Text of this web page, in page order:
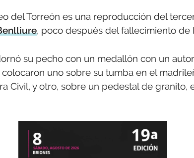
del Torreón es una reproducción del
, poco después del fallecimiento de
su pecho con un medallón con un
uno sobre su tumba en el
Civil, y otro, sobre un pedestal de granito,